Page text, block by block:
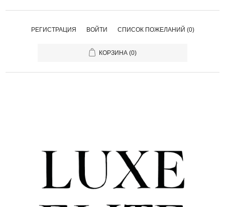
РЕГИСТРАЦИЯ ВОЙТИ СПИСОК ПОЖЕЛАНИЙ (0)
КОРЗИНА (0)